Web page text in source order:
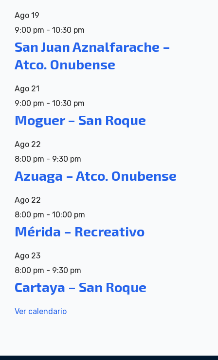
Ago 19
9:00 pm - 10:30 pm
San Juan Aznalfarache –
Atco. Onubense
Ago 21
9:00 pm - 10:30 pm
Moguer – San Roque
Ago 22
8:00 pm - 9:30 pm
Azuaga – Atco. Onubense
Ago 22
8:00 pm - 10:00 pm
Mérida – Recreativo
Ago 23
8:00 pm - 9:30 pm
Cartaya – San Roque
Ver calendario